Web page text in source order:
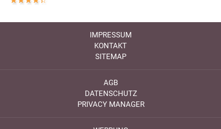
IMPRESSUM
KONTAKT
SITEMAP
AGB
DATENSCHUTZ
PRIVACY MANAGER